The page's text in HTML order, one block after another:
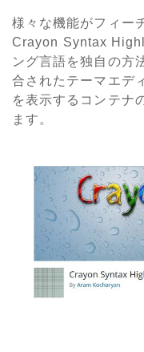
様々な機能がフィー
Crayon Syntax
ング言語を独自の方
合されたテーマエデ
を表示するコンテナ
ます。